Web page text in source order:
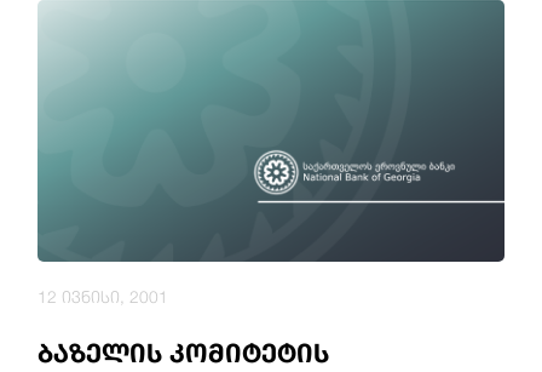
ბაზელის კომიტეტის
12 ივნისი, 2001